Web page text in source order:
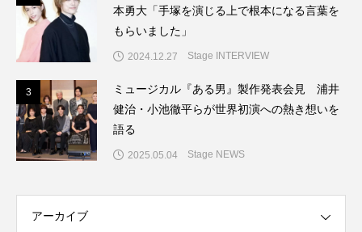
本勇大「手塚を演じる上で根本になる言葉を
もらいました」
2024.12.27 Stage INTERVIEW
3
ミュージカル『ある男』製作発表会見 浦井
健治・小池徹平らが世界初演への熱き想いを
語る
2025.05.04 Stage NEWS
アーカイブ